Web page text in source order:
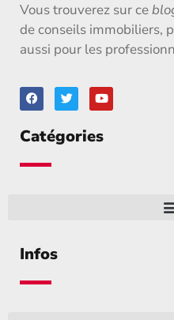
Vous trouverez sur ce
de conseils immobiliers,
aussi pour les
Catégories
Infos